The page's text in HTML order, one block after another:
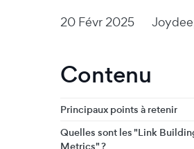
20 Févr 2025
Contenu
Principaux points à retenir
Quelles sont les "Link
Metrics" ?